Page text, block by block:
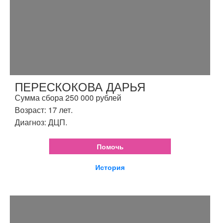
ПЕРЕСКОКОВА ДАРЬЯ
Сумма сбора 250 000 рублей
Возраст: 17 лет.
Диагноз: ДЦП.
Помочь
История